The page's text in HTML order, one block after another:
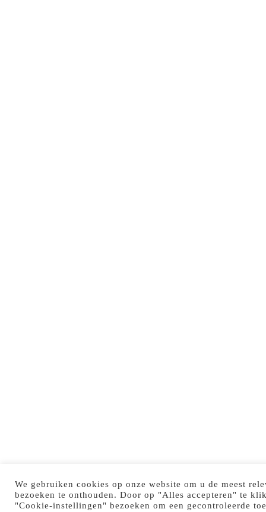
We gebruiken cookies op onze website om u de meest
bezoeken te onthouden. Door op "Alles accepteren" te
"Cookie-instellingen" bezoeken om een gecontroleerde